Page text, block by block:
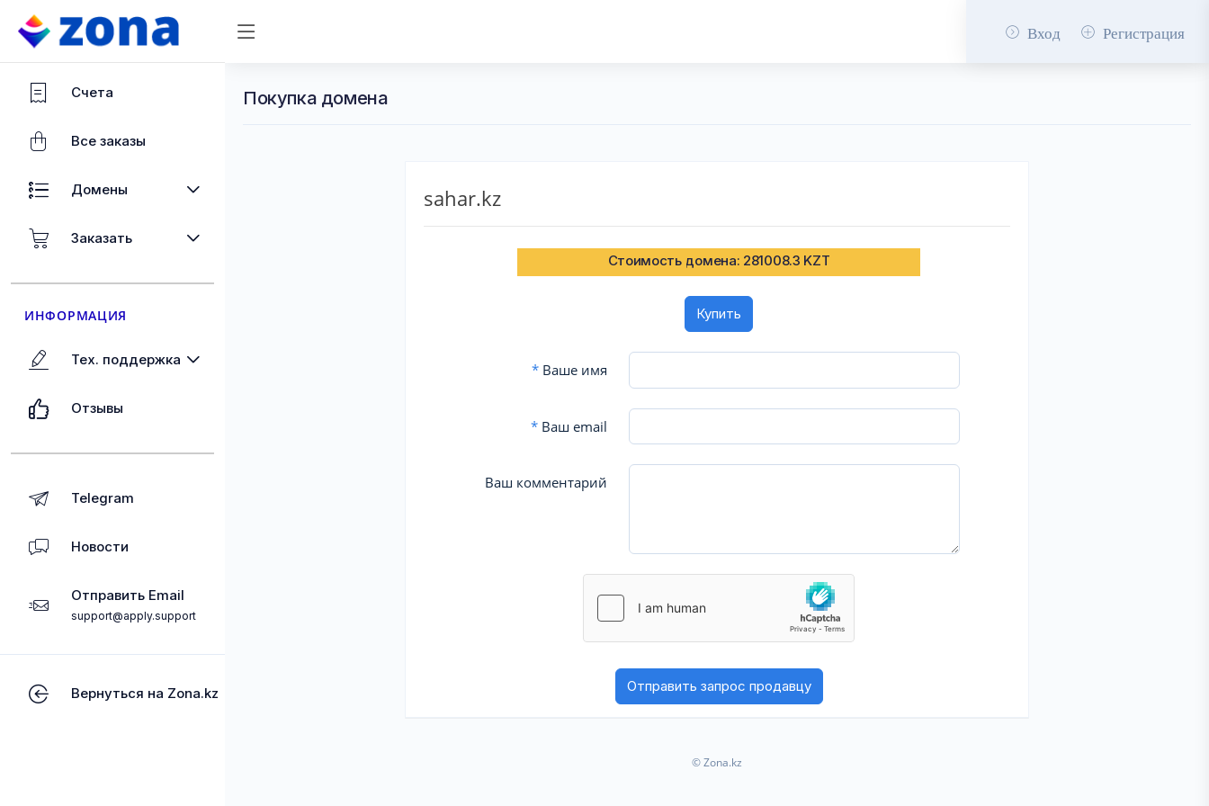
Вход Регистрация
Счета
Все заказы
Домены
Заказать
ИНФОРМАЦИЯ
Тех. поддержка
Отзывы
Telegram
Новости
Отправить Email
support@apply.support
Вернуться на Zona.kz
Покупка домена
sahar.kz
Стоимость домена: 281008.3 KZT
Купить
*Ваше имя
*Ваш email
Ваш комментарий
© Zona.kz